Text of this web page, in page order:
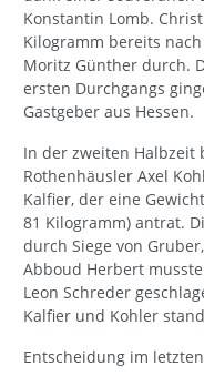
Konstantin Lomb.
Kilogramm bereits
Moritz Günther durch.
ersten Durchgangs
Gastgeber aus Hessen.
In der zweiten Halbzeit
Rothenhäusler Axel
Kalfier, der eine
81 Kilogramm) antrat.
durch Siege von
Abboud Herbert
Leon Schreder
Kalfier und Kohler
Entscheidung im